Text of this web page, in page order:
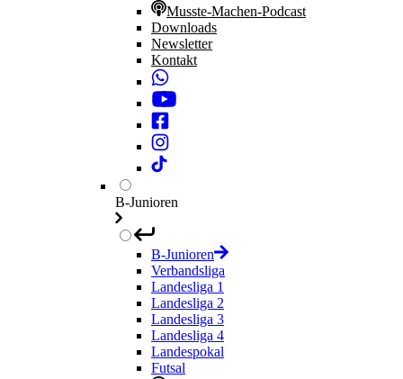
Musste-Machen-Podcast
Downloads
Newsletter
Kontakt
B-Junioren
B-Junioren
Verbandsliga
Landesliga 1
Landesliga 2
Landesliga 3
Landesliga 4
Landespokal
Futsal